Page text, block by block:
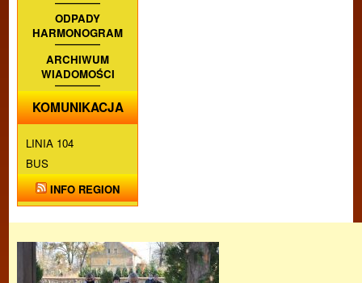
ODPADY
HARMONOGRAM
ARCHIWUM
WIADOMOŚCI
KOMUNIKACJA
LINIA 104
BUS
INFO REGION